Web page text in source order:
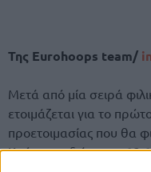
Της Eurohoops team/
Μετά από μία σειρά
ετοιμάζεται για το
προετοιμασίας που θα
Κρήτης το διάστημα 23-